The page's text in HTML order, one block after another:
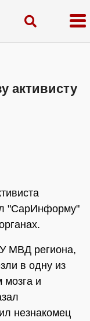
активисту
"СарИнформу"
МВД региона,
в одну из
мозга и
незнакомец